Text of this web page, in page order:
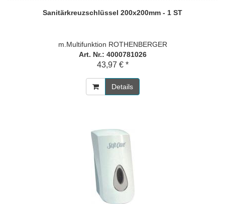
Sanitärkreuzschlüssel 200x200mm - 1 ST
m.Multifunktion ROTHENBERGER
Art. Nr.: 4000781026
43,97 € *
Details